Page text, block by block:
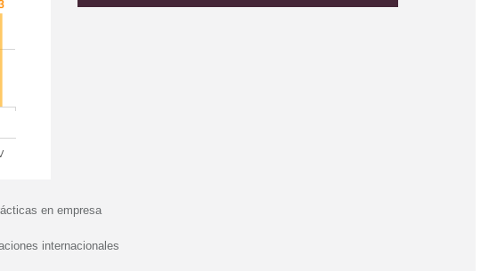
en empresa
internacionales